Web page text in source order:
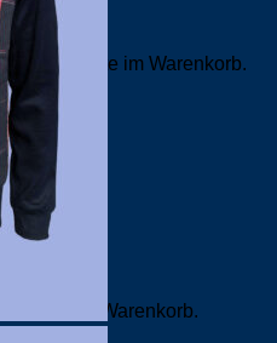
Produkte im Warenkorb.
im Warenkorb.